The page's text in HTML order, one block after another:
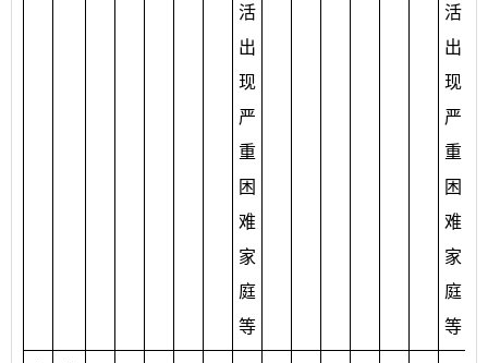
活
出
现
严
重
困
难
家
庭
等
活
出
现
严
重
困
难
家
庭
等